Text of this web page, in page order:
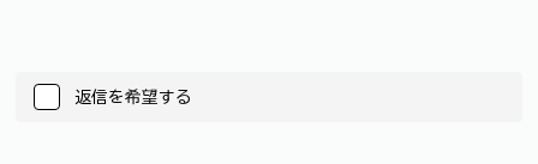
返信を希望する